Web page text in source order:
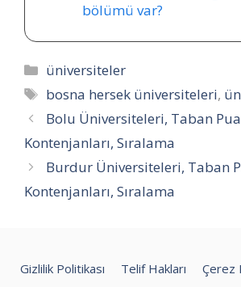
bölümü var?
Kategoriler
üniversiteler
Etiketler
bosna hersek üniversiteleri,
Bolu Üniversiteleri, Taban
Kontenjanları, Sıralama
Burdur Üniversiteleri, Taban
Kontenjanları, Sıralama
Gizlilik Politikası Telif Hakları Çerez